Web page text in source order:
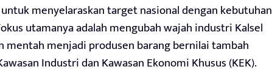
menyelaraskan target nasional dengan kebutuhan
utamanya adalah mengubah wajah industri Kalsel
mentah menjadi produsen barang bernilai tambah
Industri dan Kawasan Ekonomi Khusus (KEK).